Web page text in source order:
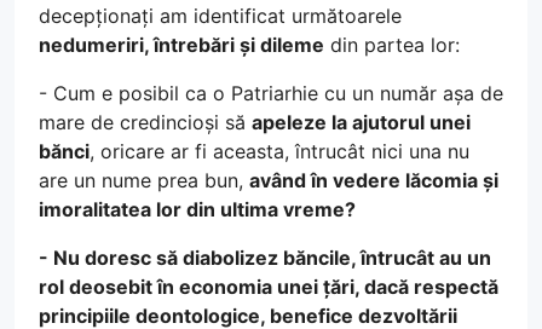
decepționați am identificat următoarele
nedumeriri, întrebări și dileme din partea lor:
- Cum e posibil ca o Patriarhie cu un număr așa de
mare de credincioși să apeleze la ajutorul unei
bănci, oricare ar fi aceasta, întrucât nici una nu
are un nume prea bun, având în vedere lăcomia și
imoralitatea lor din ultima vreme?
- Nu doresc să diabolizez băncile, întrucât au un
rol deosebit în economia unei țări, dacă respectă
principiile deontologice, benefice dezvoltării